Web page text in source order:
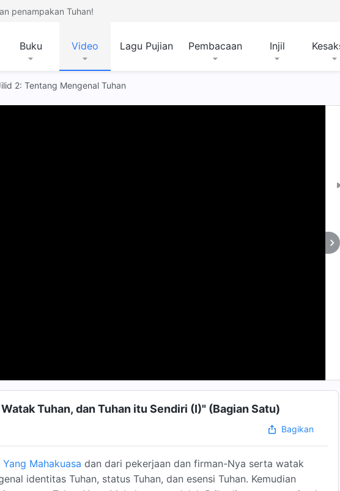
penampakan Tuhan!
Buku Video Lagu Pujian Pembacaan Injil
2: Tentang Mengenal Tuhan
Tuhan, dan Tuhan itu Sendiri (I)" (Bagian Satu)
Bagikan
Yang Mahakuasa dan dari pekerjaan dan firman-Nya serta watak
identitas Tuhan, status Tuhan, dan esensi Tuhan. Kemudian